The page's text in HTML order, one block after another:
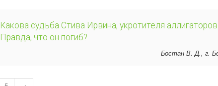
Какова судьба Стива Ирвина, укротителя аллигаторов.
Правда, что он погиб?
Бостан В. Д., г.